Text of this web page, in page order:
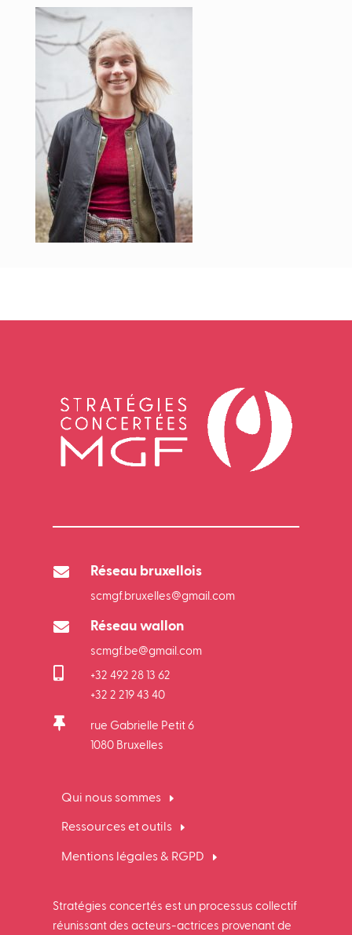
 Réseau bruxellois
scmgf.bruxelles@gmail.com
 Réseau wallon
scmgf.be@gmail.com

+32 492 28 13 62
+32 2 219 43 40

rue Gabrielle Petit 6
1080 Bruxelles
Qui nous sommes
Ressources et outils
Mentions légales & RGPD
Stratégies concertés est un processus collectif
réunissant des acteurs-actrices provenant de